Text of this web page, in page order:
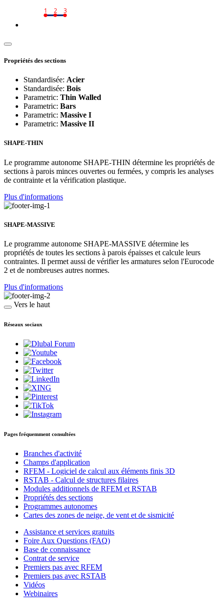
1 2 3
Propriétés des sections
Standardisée: Acier
Standardisée: Bois
Parametric: Thin Walled
Parametric: Bars
Parametric: Massive I
Parametric: Massive II
SHAPE-THIN
Le programme autonome SHAPE-THIN détermine les propriétés de
sections à parois minces ouvertes ou fermées, y compris les analyses
de contrainte et la vérification plastique.
Plus d'informations
SHAPE-MASSIVE
Le programme autonome SHAPE-MASSIVE détermine les
propriétés de toutes les sections à parois épaisses et calcule leurs
contraintes. Il permet aussi de vérifier les armatures selon l'Eurocode
2 et de nombreuses autres normes.
Plus d'informations
Vers le haut
Réseaux sociaux
Pages fréquemment consultées
Branches d'activité
Champs d'application
RFEM - Logiciel de calcul aux éléments finis 3D
RSTAB - Calcul de structures filaires
Modules additionnels de RFEM et RSTAB
Propriétés des sections
Programmes autonomes
Cartes des zones de neige, de vent et de sismicité
Assistance et services gratuits
Foire Aux Questions (FAQ)
Base de connaissance
Contrat de service
Premiers pas avec RFEM
Premiers pas avec RSTAB
Vidéos
Webinaires